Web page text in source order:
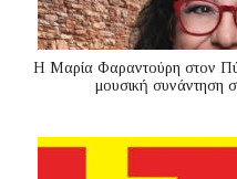
Η Μαρία Φαραντούρη στον
μουσική συνάντηση